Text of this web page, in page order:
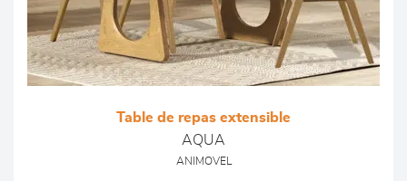
Table de repas extensible
AQUA
ANIMOVEL